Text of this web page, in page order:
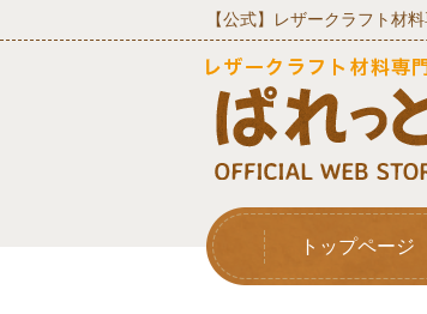
【公式】レザークラフト材
トップページ